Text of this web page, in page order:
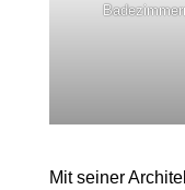
Mit seiner